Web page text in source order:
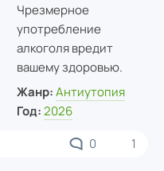
Чрезмерное
употребление
алкоголя вредит
вашему здоровью.
Жанр: Антиутопия
Год: 2026
0 1